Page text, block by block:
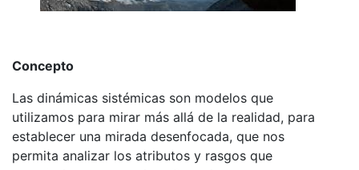
Concepto
Las dinámicas sistémicas son modelos que
utilizamos para mirar más allá de la realidad, para
establecer una mirada desenfocada, que nos
permita analizar los atributos y rasgos que